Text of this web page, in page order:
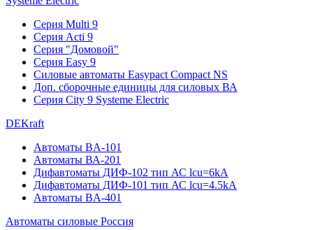
Серия Multi 9
Серия Acti 9
Серия "Домовой"
Серия Easy 9
Силовые автоматы Easypact Compact NS
Доп. сборочные единицы для силовых ВА
Серия City 9 Systeme Electric
DEKraft
Автоматы BA-101
Автоматы ВА-201
Дифавтоматы ДИФ-102 тип АС lcu=6kA
Дифавтоматы ДИФ-101 тип АС lcu=4.5kA
Автоматы BA-401
Автоматы силовые Россия